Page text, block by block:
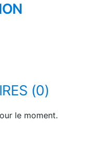
(0)
le moment.